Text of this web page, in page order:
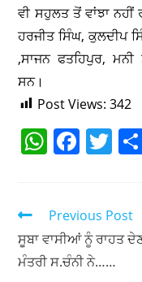
ਵੀ ਸਹੁਲਤ ਤੋਂ ਵਾਂਝਾ
ਹਰਜੀਤ ਸਿੰਘ, ਕੁਲਦੀਪ
,ਸਾਜਨ ਫਤਹਿਪੁਰ,
ਸਨ।
Post Views: 342
W
s
A
p
F
e
b
o
T
er
Previous Post
ਸੂਬਾ ਵਾਸੀਆਂ ਨੂੰ ਰਾਹਤ
ਮੰਤਰੀ ਸ.ਚੰਨੀ ਨੇ……